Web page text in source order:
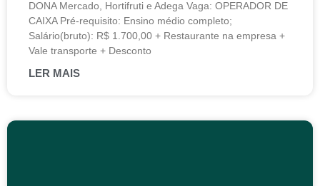
DONA Mercado, Hortifruti e Adega Vaga: OPERADOR DE
CAIXA Pré-requisito: Ensino médio completo;
Salário(bruto): R$ 1.700,00 + Restaurante na empresa +
Vale transporte + Desconto
LER MAIS